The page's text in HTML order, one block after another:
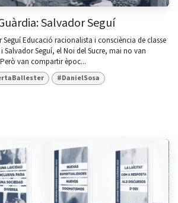
Salvador Seguí
Seguí Educació racionalista i consciència de classe
Salvador Seguí, el Noi del Sucre, mai no van
van compartir èpoc...
#DanielSosa